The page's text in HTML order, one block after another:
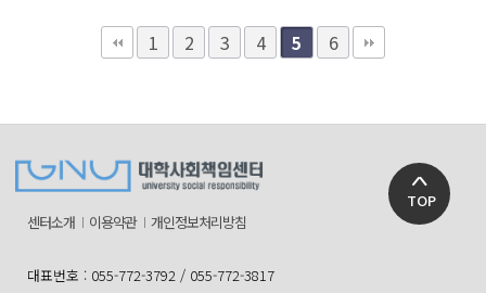
1 2 3 4 5 6
센터소개 이용약관 개인정보처리방침
대표번호 : 055-772-3792 / 055-772-3817
TOP